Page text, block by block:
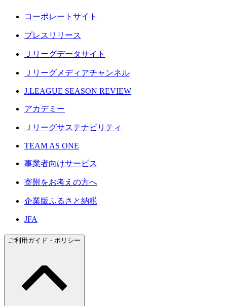
コーポレートサイト
プレスリリース
Ｊリーグデータサイト
Ｊリーグメディアチャンネル
J.LEAGUE SEASON REVIEW
アカデミー
Ｊリーグサステナビリティ
TEAM AS ONE
事業者向けサービス
寄附をお考えの方へ
企業版ふるさと納税
JFA
ご利用ガイド・ポリシー